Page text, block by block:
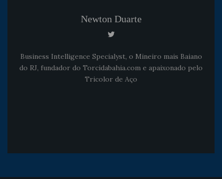
Newton Duarte
Business Intelligence Specialyst, o Mineiro mais Baiano
do RJ, fundador do Torcidabahia.com e apaixonado pelo
Tricolor de Aço